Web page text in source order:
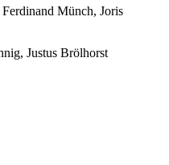
Münch, Joris
Justus Brölhorst